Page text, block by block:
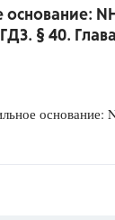
основание:
§ 40.